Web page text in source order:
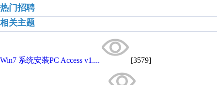
热门招聘
相关主题
Win7 系统安装PC Access v1.... [3579]